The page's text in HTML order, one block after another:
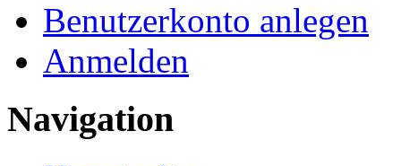
Benutzerkonto anlegen
Anmelden
Navigation